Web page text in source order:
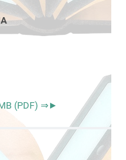
(PDF) ⇒►